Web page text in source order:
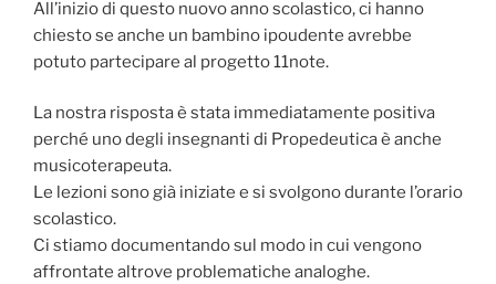
All’inizio di questo nuovo anno scolastico, ci hanno
chiesto se anche un bambino ipoudente avrebbe
potuto partecipare al progetto 11note.
La nostra risposta è stata immediatamente positiva
perché uno degli insegnanti di Propedeutica è anche
musicoterapeuta.
Le lezioni sono già iniziate e si svolgono durante l’orario
scolastico.
Ci stiamo documentando sul modo in cui vengono
affrontate altrove problematiche analoghe.